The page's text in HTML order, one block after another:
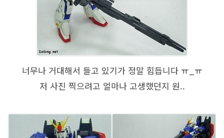
너무나 거대해서 들고 있기가 정말 힘듭니다 ㅠ_ㅠ
저 사진 찍으려고 얼마나 고생했던지 원..